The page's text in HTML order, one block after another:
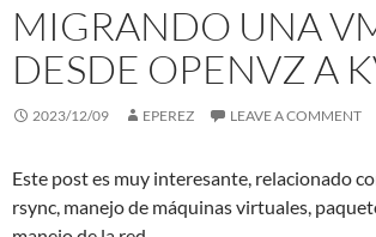
MIGRANDO UNA
DESDE OPENVZ A
2023/12/09 EPEREZ LEAVE A COMMENT
Este post es muy interesante, relacionado
rsync, manejo de máquinas virtuales,